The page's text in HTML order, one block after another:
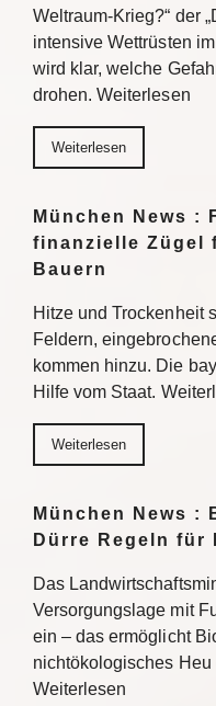
Weltraum-Krieg?“ der
intensive Wettrüsten
wird klar, welche
drohen. Weiterlesen
Weiterlesen
München News :
finanzielle Zügel
Bauern
Hitze und Trockenheit
Feldern,
kommen hinzu. Die
Hilfe vom Staat.
Weiterlesen
München News :
Dürre Regeln für
Das
Versorgungslage mit
ein – das ermöglicht
nichtökologisches
Weiterlesen